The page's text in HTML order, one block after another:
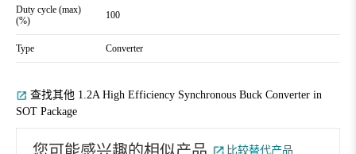
Duty cycle (max)
(%)
100
Type Converter
查找其他 1.2A High Efficiency Synchronous Buck Converter in
SOT Package
比较替代产品